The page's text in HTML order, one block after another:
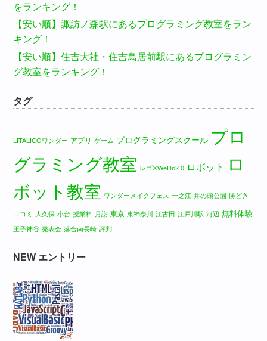
をランキング！
【安い順】諏訪ノ森駅にあるプログラミング教室をラン
キング！
【安い順】住吉大社・住吉鳥居前駅にあるプログラミン
グ教室をランキング！
タグ
LITALICOワンダー アプリ ゲーム プログラミングスクール プロ
グラミング教室 レゴ®WeDo2.0 ロボット
ロ
ボット教室 ワンダーメイクフェス 一之江 井の頭公園 勝どき
口コミ 大久保 小台 授業料 月謝 東京 東神奈川 江古田 江戸川駅 河辺 無料体験
王子神谷 発表会 落合南長崎 評判
NEW エントリー